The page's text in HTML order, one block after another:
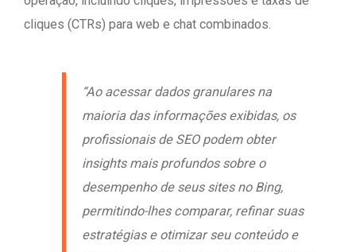
cliques (CTRs) para web e chat combinados.
“Ao acessar dados granulares na
maioria das informações exibidas, os
profissionais de SEO podem obter
insights mais profundos sobre o
desempenho de seus sites no Bing,
permitindo-lhes comparar, refinar suas
estratégias e otimizar seu conteúdo e